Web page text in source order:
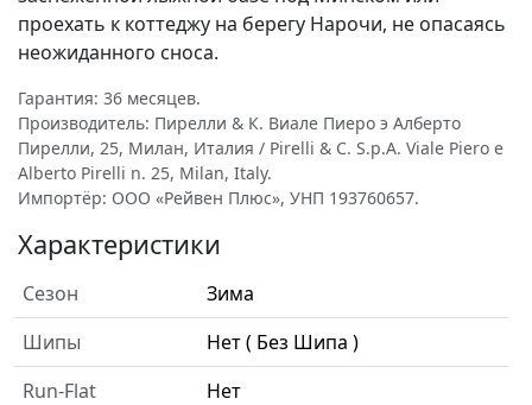
проехать к коттеджу на берегу Нарочи, не опасаясь
неожиданного сноса.
Гарантия: 36 месяцев.
Производитель: Пирелли & К. Виале Пиеро э Алберто
Пирелли, 25, Милан, Италия / Pirelli & C. S.p.A. Viale Piero e
Alberto Pirelli n. 25, Milan, Italy.
Импортёр: ООО «Рейвен Плюс», УНП 193760657.
Характеристики
Сезон
Зима
Шипы
Нет ( Без Шипа )
Run-Flat
Нет